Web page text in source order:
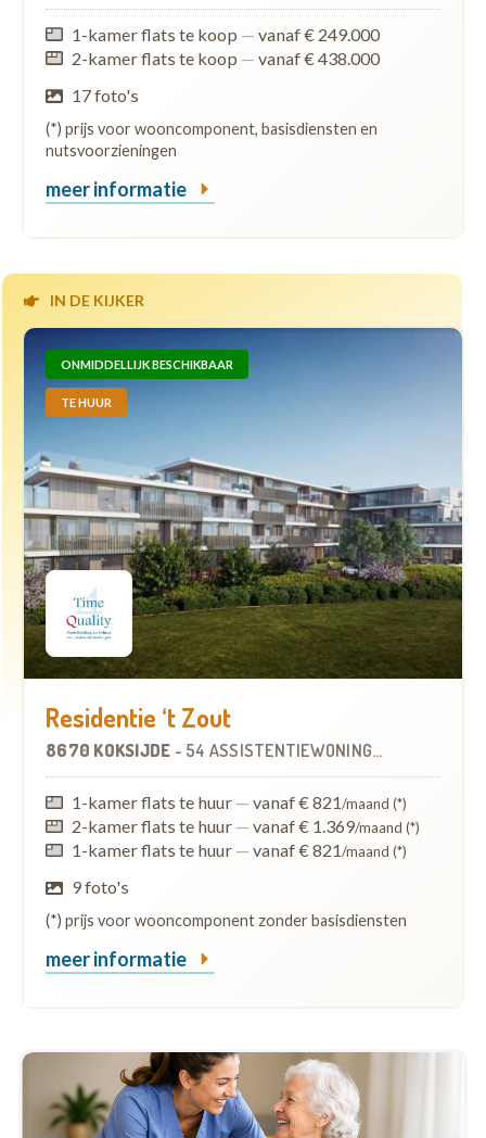
1-kamer flats te koop — vanaf € 249.000
2-kamer flats te koop — vanaf € 438.000
17 foto's
(*) prijs voor wooncomponent, basisdiensten en
nutsvoorzieningen
meer informatie
IN DE KIJKER
ONMIDDELLIJK BESCHIKBAAR
TE HUUR
Residentie ‘t Zout
8670 KOKSIJDE - 54 ASSISTENTIEWONINGEN
1-kamer flats te huur — vanaf € 821/maand (*)
2-kamer flats te huur — vanaf € 1.369/maand (*)
1-kamer flats te huur — vanaf € 821/maand (*)
9 foto's
(*) prijs voor wooncomponent zonder basisdiensten
meer informatie